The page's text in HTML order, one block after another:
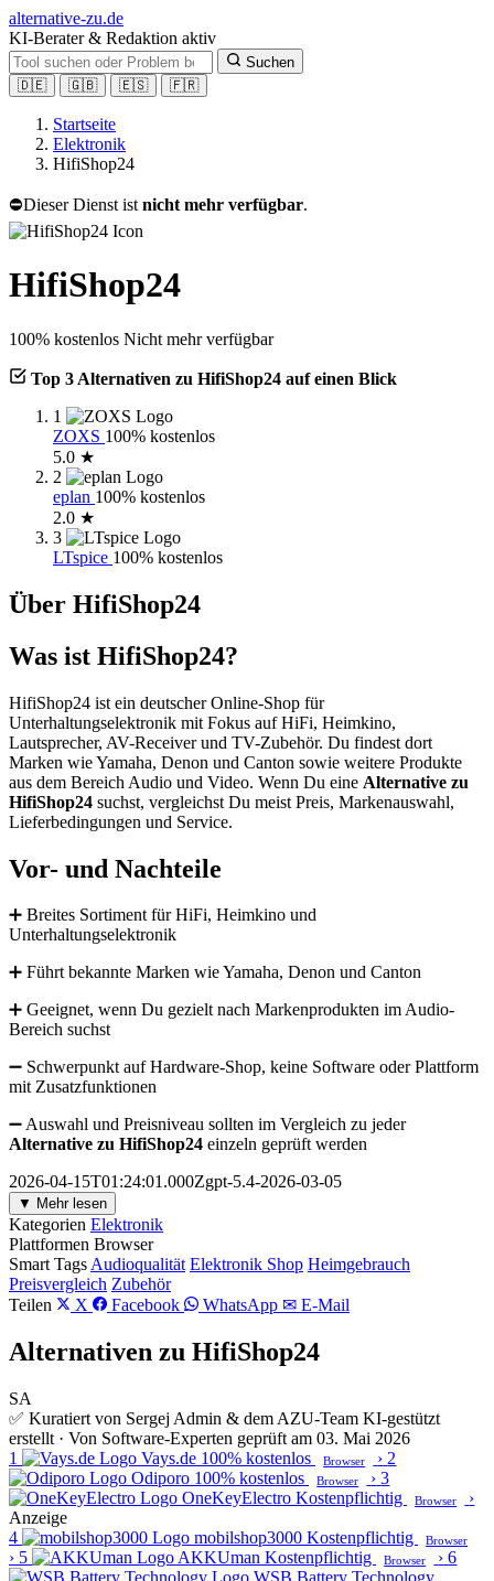
alternative-zu.de
KI-Berater & Redaktion aktiv
Suchen
🇩🇪
🇬🇧 🇪🇸 🇫🇷
Startseite
Elektronik
HifiShop24
⛔Dieser Dienst ist nicht mehr verfügbar.
HifiShop24
100% kostenlos Nicht mehr verfügbar
Top 3 Alternativen zu HifiShop24 auf einen Blick
1
ZOXS 100% kostenlos
5.0 ★
2
eplan 100% kostenlos
2.0 ★
3
LTspice 100% kostenlos
Über HifiShop24
Was ist HifiShop24?
HifiShop24 ist ein deutscher Online-Shop für
Unterhaltungselektronik mit Fokus auf HiFi, Heimkino,
Lautsprecher, AV-Receiver und TV-Zubehör. Du findest dort
Marken wie Yamaha, Denon und Canton sowie weitere Produkte
aus dem Bereich Audio und Video. Wenn Du eine Alternative zu
HifiShop24 suchst, vergleichst Du meist Preis, Markenauswahl,
Lieferbedingungen und Service.
Vor- und Nachteile
➕ Breites Sortiment für HiFi, Heimkino und
Unterhaltungselektronik
➕ Führt bekannte Marken wie Yamaha, Denon und Canton
➕ Geeignet, wenn Du gezielt nach Markenprodukten im Audio-
Bereich suchst
➖ Schwerpunkt auf Hardware-Shop, keine Software oder Plattform
mit Zusatzfunktionen
➖ Auswahl und Preisniveau sollten im Vergleich zu jeder
Alternative zu HifiShop24 einzeln geprüft werden
2026-04-15T01:24:01.000Zgpt-5.4-2026-03-05
▼ Mehr lesen
Kategorien Elektronik
Plattformen Browser
Smart TagsAudioqualität Elektronik Shop Heimgebrauch
Preisvergleich Zubehör
Teilen
X Facebook WhatsApp ✉ E-Mail
Alternativen zu HifiShop24
SA
✅ Kuratiert von Sergej Admin & dem AZU-Team KI-gestützt
erstellt · Von Software-Experten geprüft am 03. Mai 2026
1
Vays.de 100% kostenlos Browser › 2
Odiporo 100% kostenlos Browser › 3
OneKeyElectro Kostenpflichtig Browser
›
Anzeige
4
mobilshop3000 Kostenpflichtig Browser
› 5 AKKUman Kostenpflichtig Browser › 6